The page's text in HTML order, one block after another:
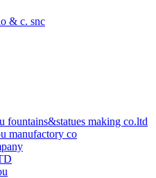
& c. snc
fountains&statues making co.ltd
manufactory co